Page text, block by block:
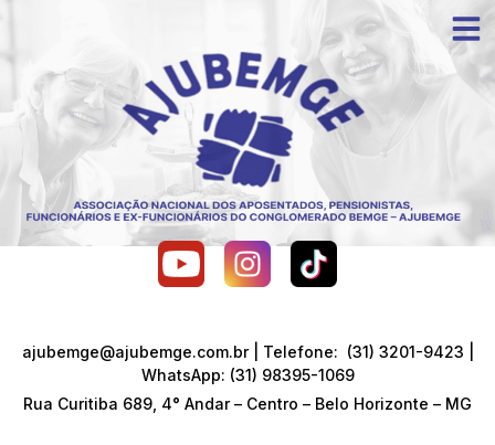
ajubemge@ajubemge.com.br | Telefone: (31) 3201-9423 |
WhatsApp: (31) 98395-1069
Rua Curitiba 689, 4° Andar – Centro – Belo Horizonte – MG